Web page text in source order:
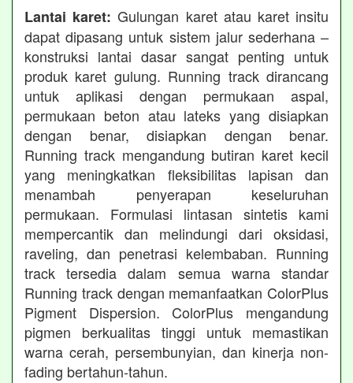
Lantai karet: Gulungan karet atau karet insitu
dapat dipasang untuk sistem jalur sederhana –
konstruksi lantai dasar sangat penting untuk
produk karet gulung. Running track dirancang
untuk aplikasi dengan permukaan aspal,
permukaan beton atau lateks yang disiapkan
dengan benar, disiapkan dengan benar.
Running track mengandung butiran karet kecil
yang meningkatkan fleksibilitas lapisan dan
menambah penyerapan keseluruhan
permukaan. Formulasi lintasan sintetis kami
mempercantik dan melindungi dari oksidasi,
raveling, dan penetrasi kelembaban. Running
track tersedia dalam semua warna standar
Running track dengan memanfaatkan ColorPlus
Pigment Dispersion. ColorPlus mengandung
pigmen berkualitas tinggi untuk memastikan
warna cerah, persembunyian, dan kinerja non-
fading bertahun-tahun.